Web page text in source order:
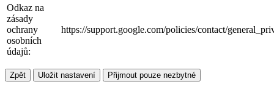
Odkaz na
zásady
ochrany
osobních
údajů:
https://support.google.com/policies/contact/
Zpět Uložit nastavení Přijmout pouze nezbytné